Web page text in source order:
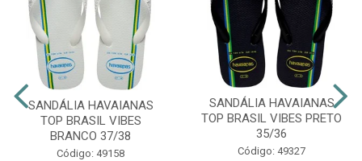
SANDÁLIA HAVAIANAS
TOP BRASIL VIBES
BRANCO 37/38
Código: 49158
SANDÁLIA HAVAIANAS
TOP BRASIL VIBES PRETO
35/36
Código: 49327